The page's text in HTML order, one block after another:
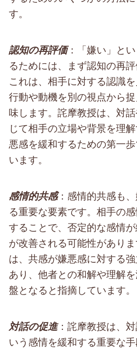
す。
認知の再評価：「嫌い」と
るためには、まず認知の再評
これは、相手に対する認識
行動や動機を別の視点から
味します。詫摩教授は、対
じて相手の立場や背景を理
悪感を緩和するための第一
います。
感情的共感：感情的共感も
る重要な要素です。相手の
することで、否定的な感情
が改善される可能性があり
は、共感が嫌悪感に対する
あり、他者との和解や理解
盤となると指摘しています。
対話の促進：詫摩教授は、
いう感情を緩和する重要な